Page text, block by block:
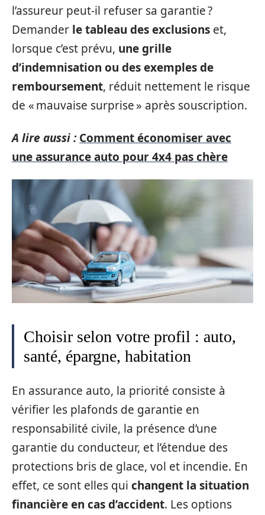
l’assureur peut-il refuser sa garantie ?
Demander le tableau des exclusions et,
lorsque c’est prévu, une grille
d’indemnisation ou des exemples de
remboursement, réduit nettement le risque
de « mauvaise surprise » après souscription.
A lire aussi : Comment économiser avec
une assurance auto pour 4x4 pas chère
Choisir selon votre profil : auto,
santé, épargne, habitation
En assurance auto, la priorité consiste à
vérifier les plafonds de garantie en
responsabilité civile, la présence d’une
garantie du conducteur, et l’étendue des
protections bris de glace, vol et incendie. En
effet, ce sont elles qui changent la situation
financière en cas d’accident. Les options